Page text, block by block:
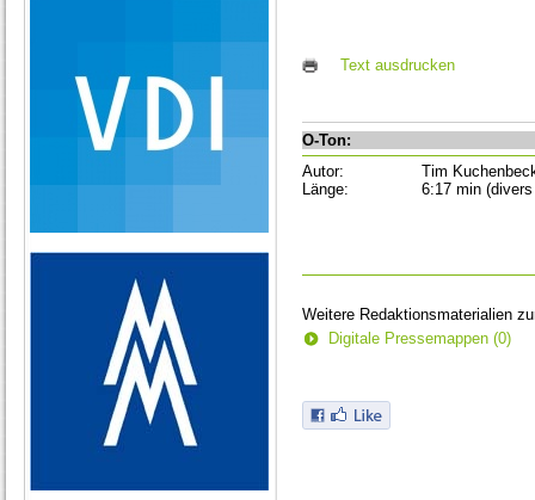
Text ausdrucken
O-Ton:
Autor:
Tim
Länge:
6:17 min
Weitere Redaktionsmaterialien
Digitale Pressemappen (0)